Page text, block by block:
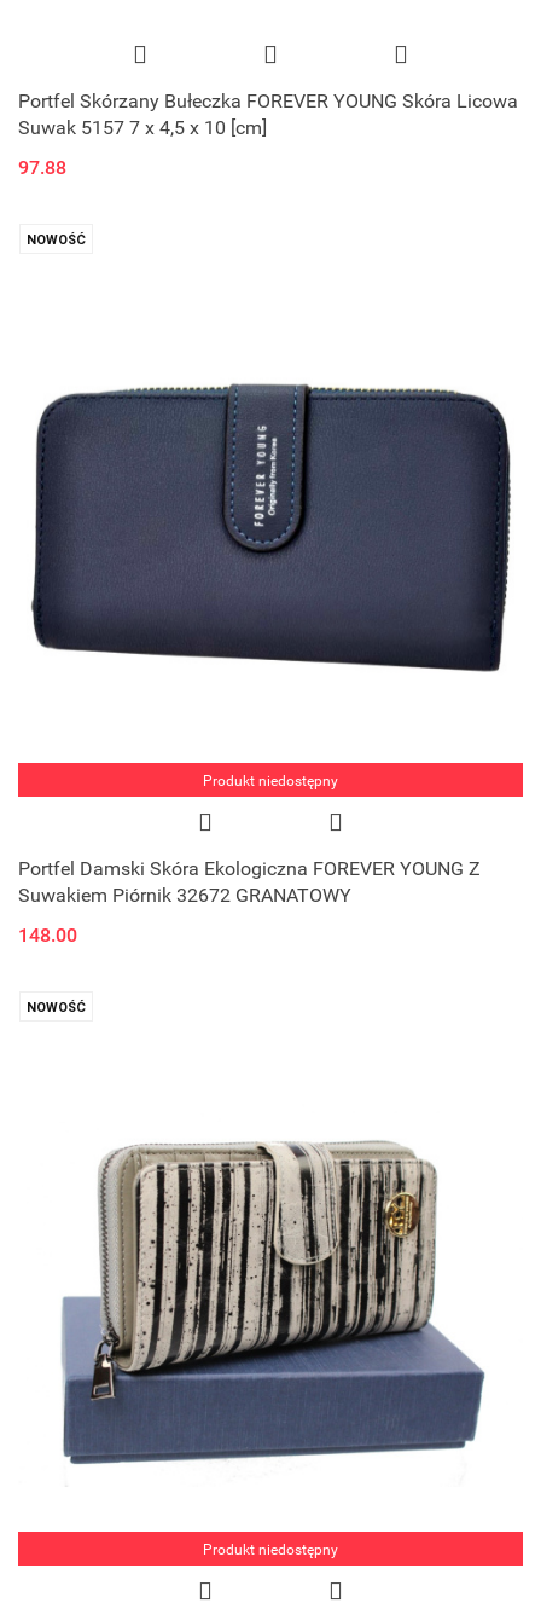
Portfel Skórzany Bułeczka FOREVER YOUNG Skóra Licowa
Suwak 5157 7 x 4,5 x 10 [cm]
97.88
NOWOŚĆ
Produkt niedostępny
Portfel Damski Skóra Ekologiczna FOREVER YOUNG Z
Suwakiem Piórnik 32672 GRANATOWY
148.00
NOWOŚĆ
Produkt niedostępny